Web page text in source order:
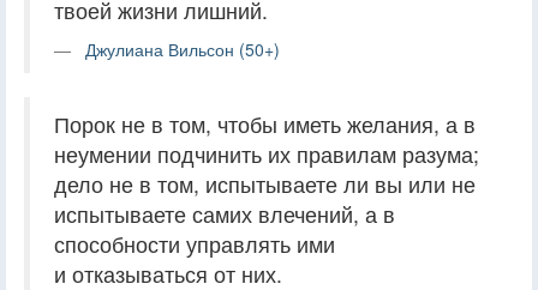
твоей жизни лишний.
Джулиана Вильсон (50+)
Порок не в том, чтобы иметь желания, а в
неумении подчинить их правилам разума;
дело не в том, испытываете ли вы или не
испытываете самих влечений, а в
способности управлять ими
и отказываться от них.